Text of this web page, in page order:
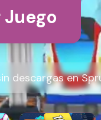
descargas en